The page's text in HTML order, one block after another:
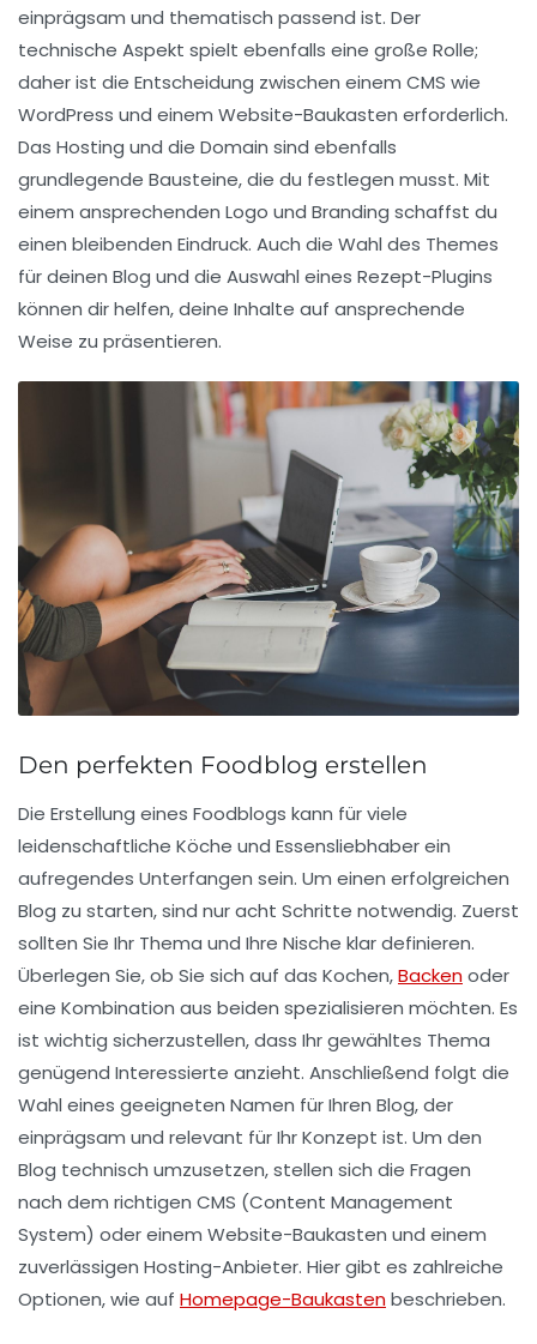
einprägsam und thematisch passend ist. Der
technische Aspekt spielt ebenfalls eine große Rolle;
daher ist die Entscheidung zwischen einem CMS wie
WordPress und einem Website-Baukasten erforderlich.
Das Hosting und die Domain sind ebenfalls
grundlegende Bausteine, die du festlegen musst. Mit
einem ansprechenden Logo und Branding schaffst du
einen bleibenden Eindruck. Auch die Wahl des Themes
für deinen Blog und die Auswahl eines Rezept-Plugins
können dir helfen, deine Inhalte auf ansprechende
Weise zu präsentieren.
Den perfekten Foodblog erstellen
Die Erstellung eines Foodblogs kann für viele
leidenschaftliche Köche und Essensliebhaber ein
aufregendes Unterfangen sein. Um einen erfolgreichen
Blog zu starten, sind nur acht Schritte notwendig. Zuerst
sollten Sie Ihr Thema und Ihre Nische klar definieren.
Überlegen Sie, ob Sie sich auf das Kochen,Backenoder
eine Kombination aus beiden spezialisieren möchten. Es
ist wichtig sicherzustellen, dass Ihr gewähltes Thema
genügend Interessierte anzieht. Anschließend folgt die
Wahl eines geeigneten Namen für Ihren Blog, der
einprägsam und relevant für Ihr Konzept ist. Um den
Blog technisch umzusetzen, stellen sich die Fragen
nach dem richtigen CMS (Content Management
System) oder einem Website-Baukasten und einem
zuverlässigen Hosting-Anbieter. Hier gibt es zahlreiche
Optionen, wie auf Homepage-Baukastenbeschrieben.